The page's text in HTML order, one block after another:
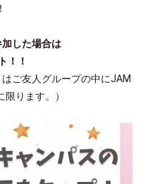
した場合は
！！
ご友人グループの中にJAM
ります。）